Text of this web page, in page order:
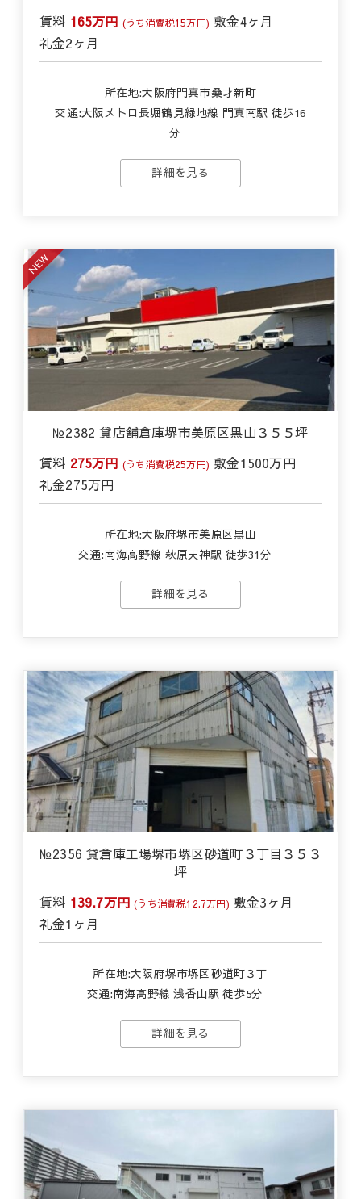
賃料 165万円 (うち消費税15万円) 敷金4ヶ月
礼金2ヶ月
所在地:大阪府門真市桑才新町
交通:大阪メトロ長堀鶴見緑地線 門真南駅 徒歩16
分
詳細を見る
NEW
№2382 貸店舗倉庫堺市美原区黒山３５５坪
賃料 275万円 (うち消費税25万円) 敷金1500万円
礼金275万円
所在地:大阪府堺市美原区黒山
交通:南海高野線 萩原天神駅 徒歩31分
詳細を見る
№2356 貸倉庫工場堺市堺区砂道町３丁目３５３
坪
賃料 139.7万円(うち消費税12.7万円) 敷金3ヶ月
礼金1ヶ月
所在地:大阪府堺市堺区砂道町３丁
交通:南海高野線 浅香山駅 徒歩5分
詳細を見る